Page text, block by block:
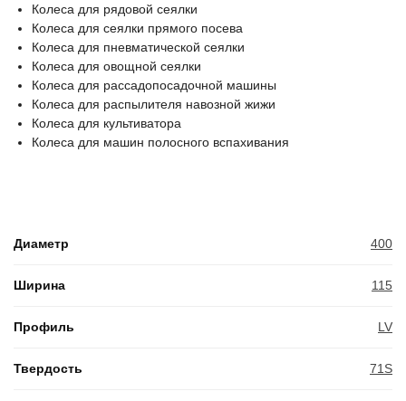
Колеса для рядовой сеялки
Колеса для сеялки прямого посева
Колеса для пневматической сеялки
Колеса для овощной сеялки
Колеса для рассадопосадочной машины
Колеса для распылителя навозной жижи
Колеса для культиватора
Колеса для машин полосного вспахивания
Диаметр 400
Ширина 115
Профиль LV
Твердость 71S